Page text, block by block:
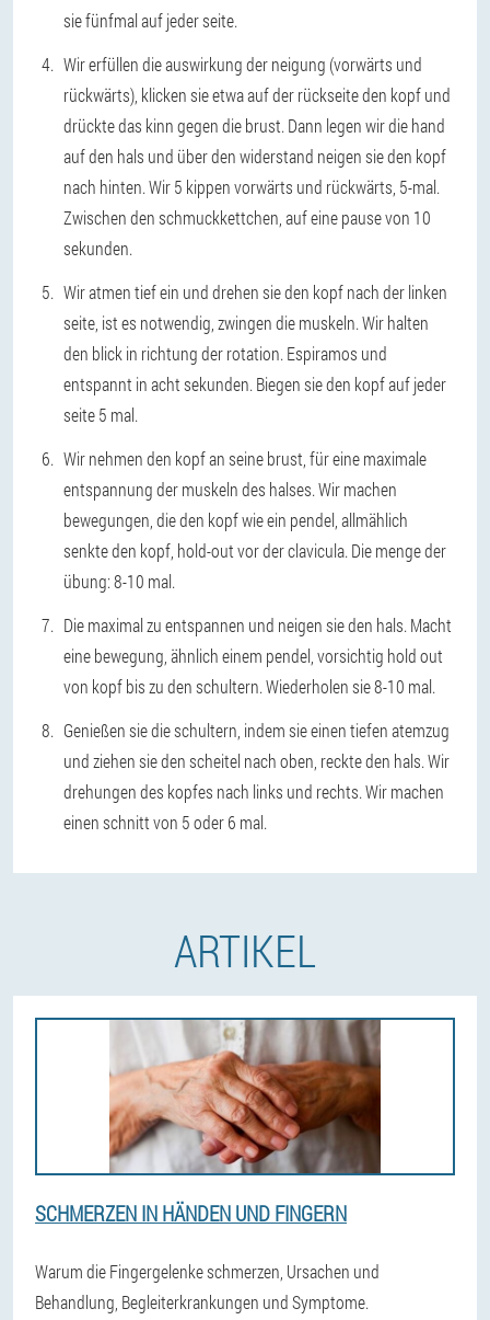
sie fünfmal auf jeder seite.
Wir erfüllen die auswirkung der neigung (vorwärts und
rückwärts), klicken sie etwa auf der rückseite den kopf und
drückte das kinn gegen die brust. Dann legen wir die hand
auf den hals und über den widerstand neigen sie den kopf
nach hinten. Wir 5 kippen vorwärts und rückwärts, 5-mal.
Zwischen den schmuckkettchen, auf eine pause von 10
sekunden.
Wir atmen tief ein und drehen sie den kopf nach der linken
seite, ist es notwendig, zwingen die muskeln. Wir halten
den blick in richtung der rotation. Espiramos und
entspannt in acht sekunden. Biegen sie den kopf auf jeder
seite 5 mal.
Wir nehmen den kopf an seine brust, für eine maximale
entspannung der muskeln des halses. Wir machen
bewegungen, die den kopf wie ein pendel, allmählich
senkte den kopf, hold-out vor der clavicula. Die menge der
übung: 8-10 mal.
Die maximal zu entspannen und neigen sie den hals. Macht
eine bewegung, ähnlich einem pendel, vorsichtig hold out
von kopf bis zu den schultern. Wiederholen sie 8-10 mal.
Genießen sie die schultern, indem sie einen tiefen atemzug
und ziehen sie den scheitel nach oben, reckte den hals. Wir
drehungen des kopfes nach links und rechts. Wir machen
einen schnitt von 5 oder 6 mal.
ARTIKEL
SCHMERZEN IN HÄNDEN UND FINGERN
Warum die Fingergelenke schmerzen, Ursachen und
Behandlung, Begleiterkrankungen und Symptome.